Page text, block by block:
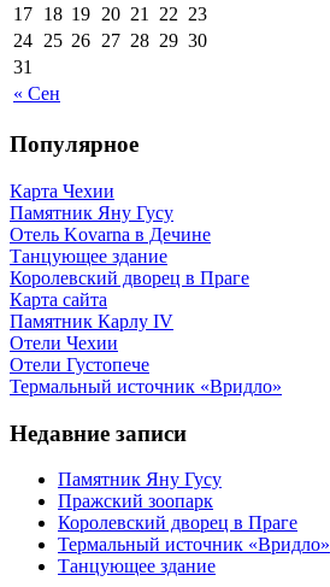
« Сен
17 18 19 20 21 22 23
24 25 26 27 28 29 30
31
Популярное
Карта Чехии
Памятник Яну Гусу
Отель Kovarna в Дечине
Танцующее здание
Королевский дворец в Праге
Карта сайта
Памятник Карлу IV
Отели Чехии
Отели Густопече
Термальный источник «Вридло»
Недавние записи
Памятник Яну Гусу
Пражский зоопарк
Королевский дворец в Праге
Термальный источник «Вридло»
Танцующее здание